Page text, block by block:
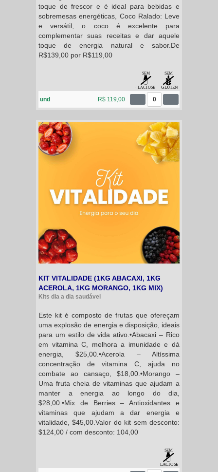
toque de frescor e é ideal para bebidas e
sobremesas energéticas, Coco Ralado: Leve
e versátil, o coco é excelente para
complementar suas receitas e dar aquele
toque de energia natural e sabor.De
R$139,00 por R$119,00
und R$ 119,00 0
KIT VITALIDADE (1KG ABACAXI, 1KG
ACEROLA, 1KG MORANGO, 1KG MIX)
Kits dia a dia saudável
Este kit é composto de frutas que ofereçam
uma explosão de energia e disposição, ideais
para um estilo de vida ativo.•Abacaxi – Rico
em vitamina C, melhora a imunidade e dá
energia, $25,00.•Acerola – Altíssima
concentração de vitamina C, ajuda no
combate ao cansaço, $18,00.•Morango –
Uma fruta cheia de vitaminas que ajudam a
manter a energia ao longo do dia,
$28,00.•Mix de Berries – Antioxidantes e
vitaminas que ajudam a dar energia e
vitalidade, $45,00.Valor do kit sem desconto:
$124,00 / com desconto: 104,00